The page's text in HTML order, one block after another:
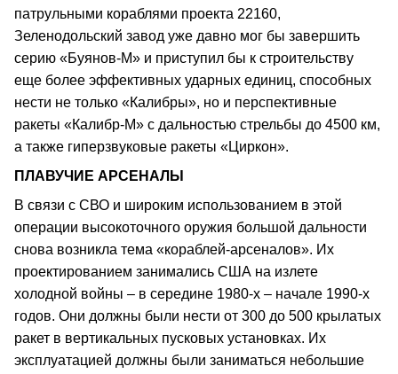
патрульными кораблями проекта 22160,
Зеленодольский завод уже давно мог бы завершить
серию «Буянов-М» и приступил бы к строительству
еще более эффективных ударных единиц, способных
нести не только «Калибры», но и перспективные
ракеты «Калибр-М» с дальностью стрельбы до 4500 км,
а также гиперзвуковые ракеты «Циркон».
ПЛАВУЧИЕ АРСЕНАЛЫ
В связи с СВО и широким использованием в этой
операции высокоточного оружия большой дальности
снова возникла тема «кораблей-арсеналов». Их
проектированием занимались США на излете
холодной войны – в середине 1980-х – начале 1990-х
годов. Они должны были нести от 300 до 500 крылатых
ракет в вертикальных пусковых установках. Их
эксплуатацией должны были заниматься небольшие